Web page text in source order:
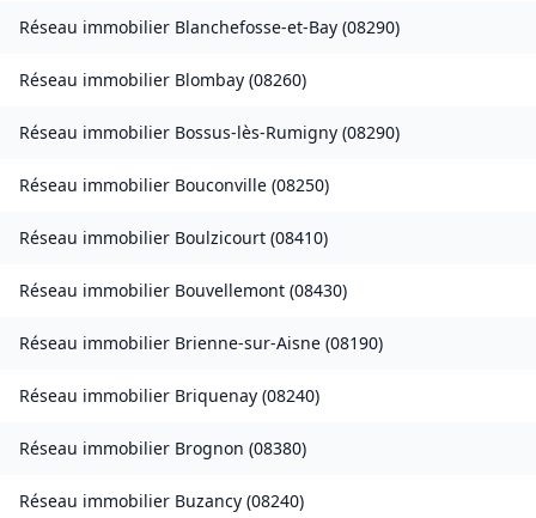
Réseau immobilier Blanchefosse-et-Bay (08290)
Réseau immobilier Blombay (08260)
Réseau immobilier Bossus-lès-Rumigny (08290)
Réseau immobilier Bouconville (08250)
Réseau immobilier Boulzicourt (08410)
Réseau immobilier Bouvellemont (08430)
Réseau immobilier Brienne-sur-Aisne (08190)
Réseau immobilier Briquenay (08240)
Réseau immobilier Brognon (08380)
Réseau immobilier Buzancy (08240)